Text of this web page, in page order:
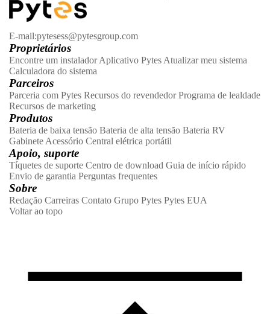
E-mail:pytesess@pytesgroup.com
Proprietários
Encontre um instalador Aplicativo Pytes Atualizar meu sistema
Calculadora do sistema
Parceiros
Parceria com Pytes Recursos do revendedor Programa de lealdade
Recursos de marketing
Produtos
Bateria de baixa tensão Bateria de alta tensão Bateria RV
Gabinete Acessório Central elétrica portátil
Apoio, suporte
Tíquetes de suporte Centro de download Guia de início rápido
Envio de garantia Perguntas frequentes
Sobre
Redação Carreiras Contato Grupo Pytes Pytes EUA
Voltar ao topo